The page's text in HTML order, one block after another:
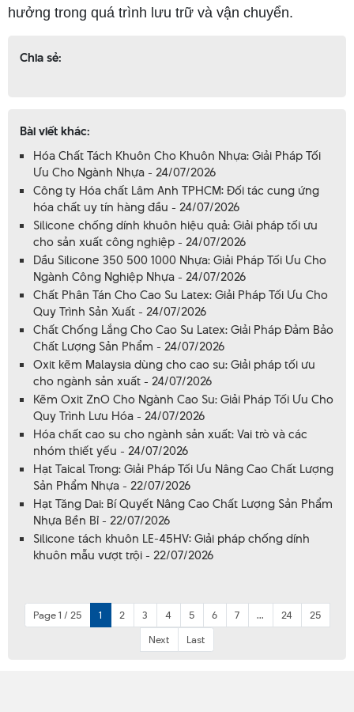
hưởng trong quá trình lưu trữ và vận chuyển.
Chia sẻ:
Bài viết khác:
Hóa Chất Tách Khuôn Cho Khuôn Nhựa: Giải Pháp Tối
Ưu Cho Ngành Nhựa - 24/07/2026
Công ty Hóa chất Lâm Anh TPHCM: Đối tác cung ứng
hóa chất uy tín hàng đầu - 24/07/2026
Silicone chống dính khuôn hiệu quả: Giải pháp tối ưu
cho sản xuất công nghiệp - 24/07/2026
Dầu Silicone 350 500 1000 Nhựa: Giải Pháp Tối Ưu Cho
Ngành Công Nghiệp Nhựa - 24/07/2026
Chất Phân Tán Cho Cao Su Latex: Giải Pháp Tối Ưu Cho
Quy Trình Sản Xuất - 24/07/2026
Chất Chống Lắng Cho Cao Su Latex: Giải Pháp Đảm Bảo
Chất Lượng Sản Phẩm - 24/07/2026
Oxit kẽm Malaysia dùng cho cao su: Giải pháp tối ưu
cho ngành sản xuất - 24/07/2026
Kẽm Oxit ZnO Cho Ngành Cao Su: Giải Pháp Tối Ưu Cho
Quy Trình Lưu Hóa - 24/07/2026
Hóa chất cao su cho ngành sản xuất: Vai trò và các
nhóm thiết yếu - 24/07/2026
Hạt Taical Trong: Giải Pháp Tối Ưu Nâng Cao Chất Lượng
Sản Phẩm Nhựa - 22/07/2026
Hạt Tăng Dai: Bí Quyết Nâng Cao Chất Lượng Sản Phẩm
Nhựa Bền Bỉ - 22/07/2026
Silicone tách khuôn LE-45HV: Giải pháp chống dính
khuôn mẫu vượt trội - 22/07/2026
Page 1 / 25 1 2 3 4 5 6 7 ... 24
25
Next
Last